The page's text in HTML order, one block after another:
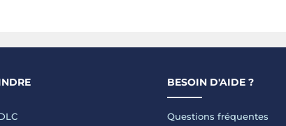
BESOIN D'AIDE ?
Questions fréquentes